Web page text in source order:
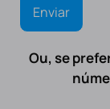
Ou, se